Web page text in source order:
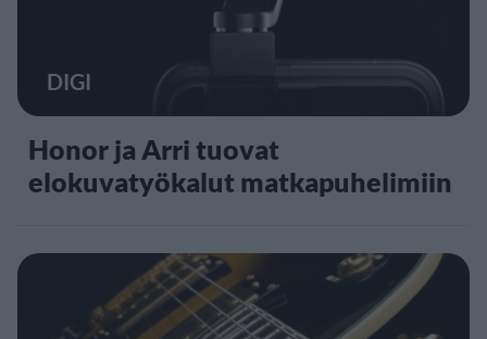
DIGI
Honor ja Arri tuovat
elokuvatyökalut matkapuhelimiin